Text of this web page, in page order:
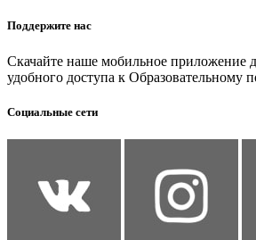
Поддержите нас
Скачайте наше мобильное приложение
удобного доступа к Образовательному
Социальные сети